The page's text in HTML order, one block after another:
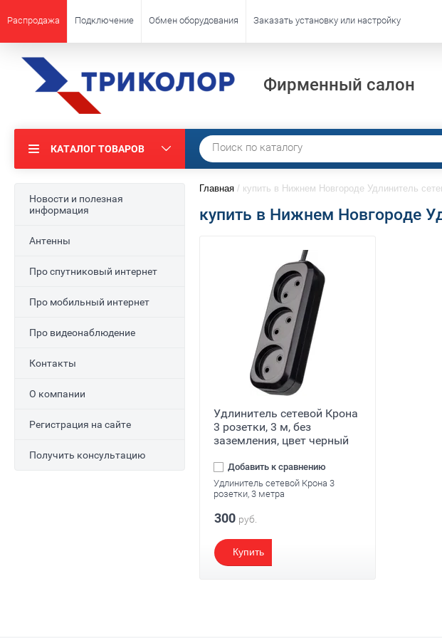
Распродажа Подключение Обмен оборудования Заказать установку или настройку
Фирменный салон
КАТАЛОГ ТОВАРОВ
Новости и полезная
информация
Антенны
Про спутниковый интернет
Про мобильный интернет
Про видеонаблюдение
Контакты
О компании
Регистрация на сайте
Получить консультацию
Главная / купить в Нижнем Новгороде Удлинитель
купить в Нижнем Новгороде
Удлинитель сетевой Крона
3 розетки, 3 м, без
заземления, цвет черный
Добавить к сравнению
Удлинитель сетевой Крона 3
розетки, 3 метра
300 руб.
Купить